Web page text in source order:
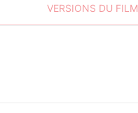
VERSIONS DU FILM